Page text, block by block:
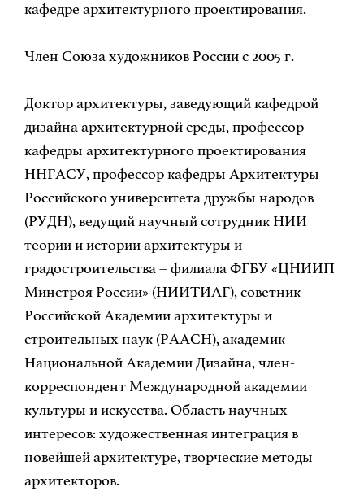
кафедре архитектурного проектирования.
Член Союза художников России с 2005 г.
Доктор архитектуры, заведующий кафедрой
дизайна архитектурной среды, профессор
кафедры архитектурного проектирования
ННГАСУ, профессор кафедры Архитектуры
Российского университета дружбы народов
(РУДН), ведущий научный сотрудник НИИ
теории и истории архитектуры и
градостроительства – филиала ФГБУ «ЦНИИП
Минстроя России» (НИИТИАГ), советник
Российской Академии архитектуры и
строительных наук (РААСН), академик
Национальной Академии Дизайна, член-
корреспондент Международной академии
культуры и искусства. Область научных
интересов: художественная интеграция в
новейшей архитектуре, творческие методы
архитекторов.